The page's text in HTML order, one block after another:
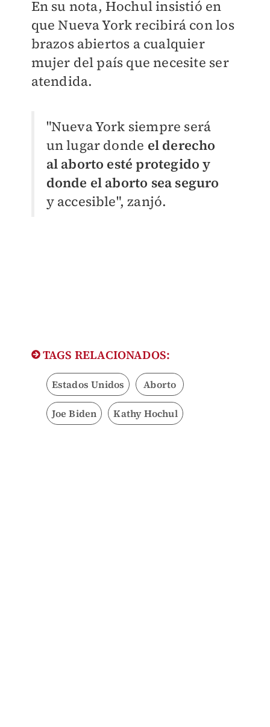
En su nota, Hochul insistió en
que Nueva York recibirá con los
brazos abiertos a cualquier
mujer del país que necesite ser
atendida.
"Nueva York siempre será
un lugar donde el derecho
al aborto esté protegido y
donde el aborto sea seguro
y accesible", zanjó.
TAGS RELACIONADOS:
Estados Unidos Aborto
Joe Biden Kathy Hochul